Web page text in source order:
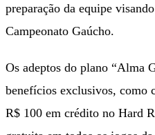
preparação da equipe
Campeonato Gaúcho.
Os adeptos do plano “Alma
benefícios exclusivos, como
R$ 100 em crédito no Hard